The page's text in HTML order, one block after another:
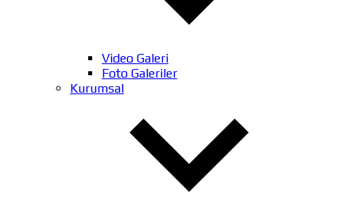
Video Galeri
Foto Galeriler
Kurumsal